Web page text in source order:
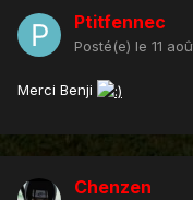
Ptitfennec
Posté(e) le 11
Merci Benji
Chenzen